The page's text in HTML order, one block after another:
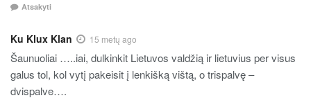
Atsakyti
Ku Klux Klan 15 metų ago
Šaunuoliai …..iai, dulkinkit Lietuvos valdžią ir lietuvius per visus
galus tol, kol vytį pakeisit į lenkišką vištą, o trispalvę –
dvispalve….